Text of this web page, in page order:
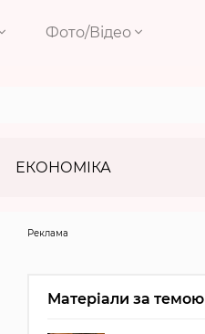
Фото/Відео
ЕКОНОМІКА
Реклама
Матеріали за темою